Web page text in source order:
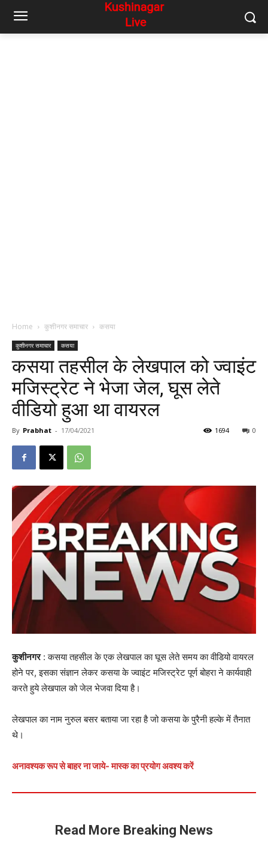
Home कुशीनगर समाचार कसया
कुशीनगर समाचार कसया
कसया तहसील के लेखपाल को ज्वाइंट
मजिस्ट्रेट ने भेजा जेल, घूस लेते
वीडियो हुआ था वायरल
By Prabhat - 17/04/2021 0
1694
कुशीनगर: कसया तहसील के एक लेखपाल का घूस लेते समय का वीडियो वायरल
होने पर, इसका संज्ञान लेकर कसया के ज्वाइंट मजिस्ट्रेट पूर्ण बोहरा ने कार्यवाही
करते हुये लेखपाल को जेल भेजवा दिया है।
लेखपाल का नाम नुरुल बसर बताया जा रहा है जो कसया के पुरैनी हल्के में तैनात
थे।
अनावश्यक रूप से बाहर ना जाये- मास्क का प्रयोग अवश्य करें
Read More Breaking News